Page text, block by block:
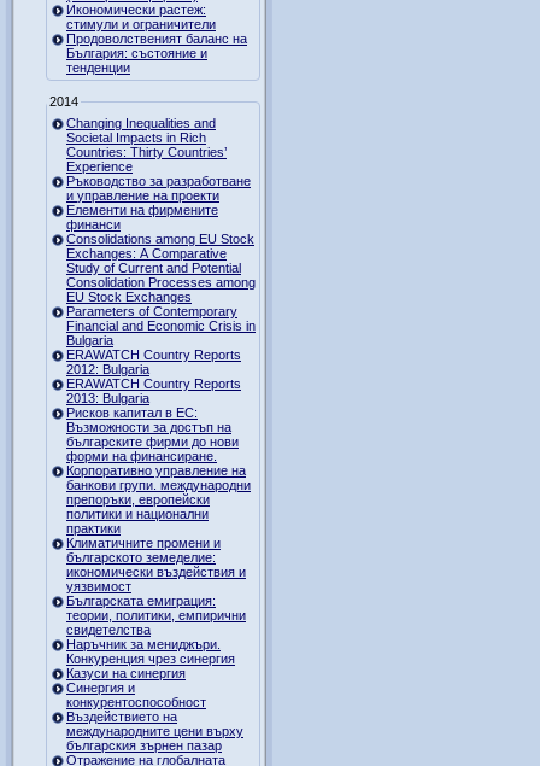
Икономически растеж:
стимули и ограничители
Продоволственият баланс на
България: състояние и
тенденции
2014
Changing Inequalities and
Societal Impacts in Rich
Countries: Thirty Countries’
Experience
Ръководство за разработване
и управление на проекти
Елементи на фирмените
финанси
Consolidations among EU Stock
Exchanges: A Comparative
Study of Current and Potential
Consolidation Processes among
EU Stock Exchanges
Parameters of Contemporary
Financial and Economic Crisis in
Bulgaria
ERAWATCH Country Reports
2012: Bulgaria
ERAWATCH Country Reports
2013: Bulgaria
Рисков капитал в ЕС:
Възможности за достъп на
българските фирми до нови
форми на финансиране.
Корпоративно управление на
банкови групи. международни
препоръки, европейски
политики и национални
практики
Климатичните промени и
българското земеделие:
икономически въздействия и
уязвимост
Българската емиграция:
теории, политики, емпирични
свидетелства
Наръчник за мениджъри.
Конкуренция чрез синергия
Казуси на синергия
Синергия и
конкурентоспособност
Въздействието на
международните цени върху
българския зърнен пазар
Отражение на глобалната